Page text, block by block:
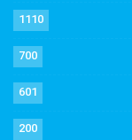
1110
700
601
200